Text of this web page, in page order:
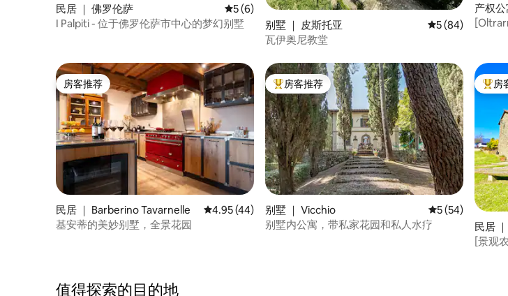
民居 ｜ 佛罗伦萨 平均评分 5 分（满分 5 分），共 6 条评价
5 (6)
I Palpiti - 位于佛罗伦萨市中心的梦幻别墅
别墅 ｜ 皮斯托亚 平均评分 5 分（
5 (84)
瓦伊奥尼教堂
产权
房客推荐
房客推荐
民居 ｜ Barberino Tavarnelle 平均评分 4.95 分（满分 5 分），共 44 条评价
4.95 (44)
基安蒂的美妙别墅，全景花园
热门「房客推荐」
房客推荐
别墅 ｜ Vicchio 平均评分 5 分（
5 (54)
别墅内公寓，带私家花园和私人水疗
热门
房
民居
[景观
值得探索的目的地